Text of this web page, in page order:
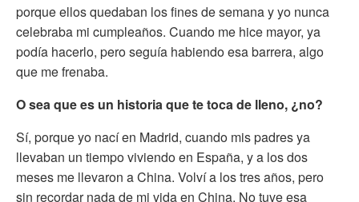
porque ellos quedaban los fines de semana y yo nunca
celebraba mi cumpleaños. Cuando me hice mayor, ya
podía hacerlo, pero seguía habiendo esa barrera, algo
que me frenaba.
O sea que es un historia que te toca de lleno, ¿no?
Sí, porque yo nací en Madrid, cuando mis padres ya
llevaban un tiempo viviendo en España, y a los dos
meses me llevaron a China. Volví a los tres años, pero
sin recordar nada de mi vida en China. No tuve esa